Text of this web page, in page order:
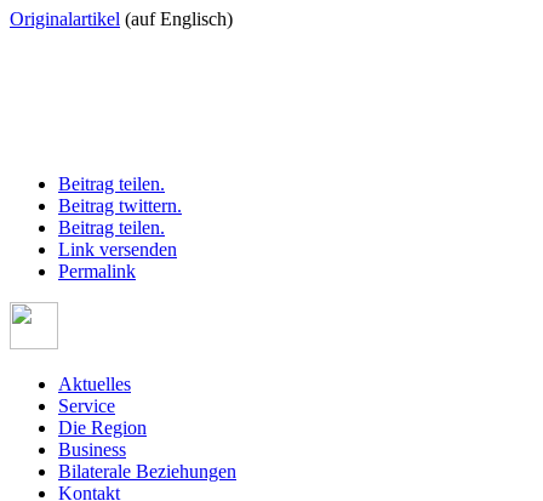
Originalartikel (auf Englisch)
Beitrag teilen.
Beitrag twittern.
Beitrag teilen.
Link versenden
Permalink
Aktuelles
Service
Die Region
Business
Bilaterale Beziehungen
Kontakt